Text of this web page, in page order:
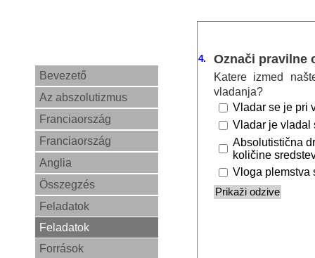
Bevezető
Az abszolutizmus
Franciaország
Franciaország
Anglia
Összegzés
Feladatok
Feladatok
Források
4. Označi pravilne
Katere izmed
vladanja?
Vladar se je pri
Vladar je vladal
Absolutistična
količine
Vloga plemstva